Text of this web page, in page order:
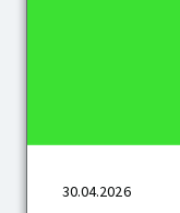
30.04.2026